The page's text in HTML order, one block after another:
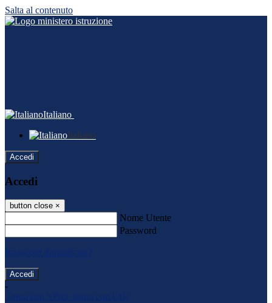
Salta al contenuto
Italiano
Italiano
Accedi
Accedi
button close ×
Nome Utente
Password
Password dimenticata?
-
Entra con SPID
Entra con CIE